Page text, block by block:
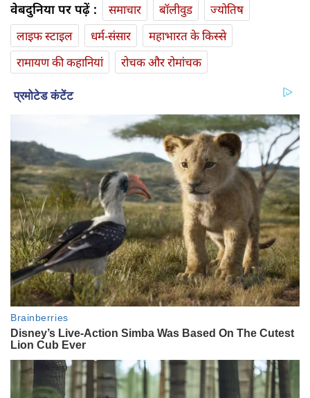
वेबदुनिया पर पढ़ें : समाचार बॉलीवुड
ज्योतिष
लाइफ स्‍टाइल
धर्म-संसार
महाभारत के किस्से
रामायण की कहानियां
रोचक और रोमांचक